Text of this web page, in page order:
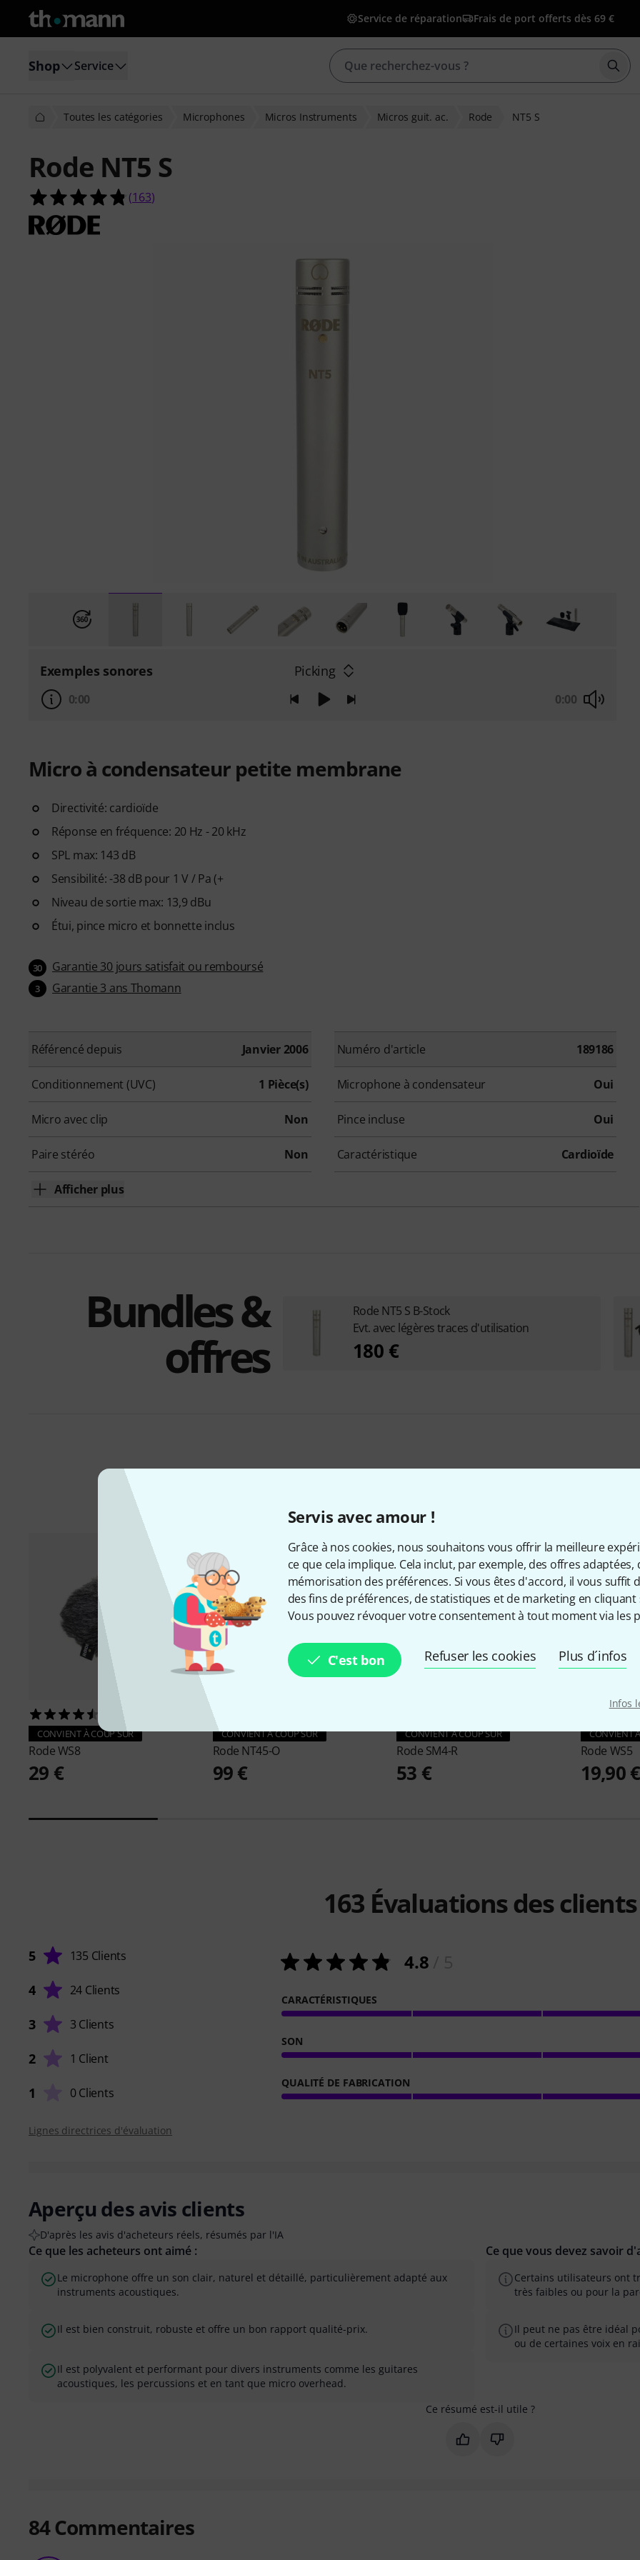
Servis avec amour !
Grâce à nos cookies, nous souhaitons vous offrir la meilleure
ce que cela implique. Cela inclut, par exemple, des offres
mémorisation des préférences. Si vous êtes d'accord, il vous suffit
des fins de préférences, de statistiques et de marketing en
Vous pouvez révoquer votre consentement à tout moment via les
C'est bon Refuser les cookies Plus d´infos
Infos
Service de réparation Frais de port offerts dès 69 €
Shop Service
Toutes les catégories Microphones Micros Instruments Micros guit. ac. Rode NT5 S
Rode NT5 S
4.8 étoiles sur 5 d'après 163 évaluations clients
(163)
Exemples sonores Picking
0:00 0:00
Micro à condensateur petite membrane
Directivité: cardioïde
Réponse en fréquence: 20 Hz - 20 kHz
SPL max: 143 dB
Sensibilité: -38 dB pour 1 V / Pa (+
Niveau de sortie max: 13,9 dBu
Étui, pince micro et bonnette inclus
30 Garantie 30 jours satisfait ou remboursé
3 Garantie 3 ans Thomann
Référencé depuis Janvier 2006 Numéro d'article 189186
Conditionnement (UVC) 1 Pièce(s) Microphone à condensateur Oui
Micro avec clip Non Pince incluse Oui
Paire stéréo Non Caractéristique Cardioïde
Afficher plus
Bundles &
offres
Rode NT5 S B-Stock
Evt. avec légères traces d'utilisation
180 €
CONVIENT À COUP SÛR
RodeWS8
29 €
CONVIENT À COUP SÛR
Rode NT45-O
99 €
CONVIENT À COUP SÛR
Rode SM4-R
53 €
CONVIENT
Rode WS5
19,90 €
163 Évaluations des clients
5 135 Clients
4 24 Clients
3 3 Clients
2 1 Client
1 0 Clients
4.8
CARACTÉRISTIQUES
SON
QUALITÉ DE FABRICATION
Lignes directrices d'évaluation
Aperçu des avis clients
D'après les avis d'acheteurs réels, résumés par l'IA
Ce que les acheteurs ont aimé :
Le microphone offre un son clair, naturel et détaillé, particulièrement adapté aux
instruments acoustiques.
Il est bien construit, robuste et offre un bon rapport qualité-prix.
Il est polyvalent et performant pour divers instruments comme les guitares
acoustiques, les percussions et en tant que micro overhead.
Ce que vous devez savoir
Certains utilisateurs ont
très faibles ou pour la
Il peut ne pas être idéal
ou de certaines voix en
Ce résumé est-il utile ?
Marquer ce résumé comme utile
Marquer ce résumé
84Commentaires